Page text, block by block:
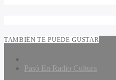
TAMBIÉN TE PUEDE GUSTAR
Pasó En Radio Cultura